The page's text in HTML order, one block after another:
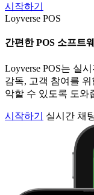
시작하기
Loyverse POS
간편한 POS 소프트
Loyverse POS는 실
감독, 고객 참여를
악할 수 있도록 도와
시작하기 실시간 채